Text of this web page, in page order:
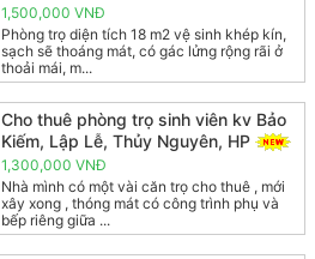
1,500,000 VNĐ
Phòng trọ diện tích 18 m2 vệ sinh khép kín,
sạch sẽ thoáng mát, có gác lửng rộng rãi ở
thoải mái, m...
Cho thuê phòng trọ sinh viên kv Bảo
Kiếm, Lập Lễ, Thủy Nguyên, HP
1,300,000 VNĐ
Nhà mình có một vài căn trọ cho thuê , mới
xây xong , thóng mát có công trình phụ và
bếp riêng giữa ...